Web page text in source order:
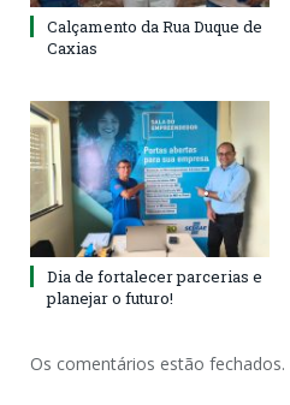
Calçamento da Rua Duque de
Caxias
Dia de fortalecer parcerias e
planejar o futuro!
Os comentários estão fechados.